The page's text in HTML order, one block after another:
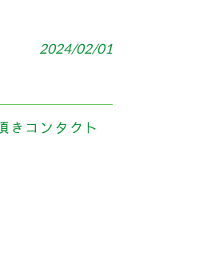
2024/02/01
きコンタクト